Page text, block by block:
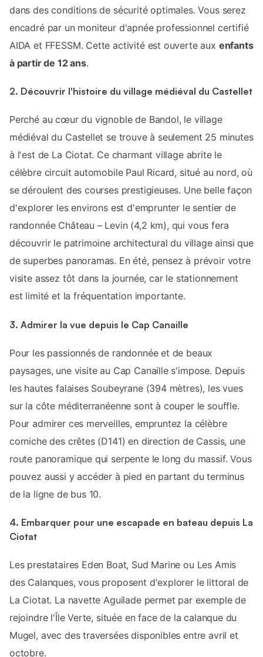
dans des conditions de sécurité optimales. Vous serez
encadré par un moniteur d'apnée professionnel certifié
AIDA et FFESSM. Cette activité est ouverte aux enfants
à partir de 12 ans.
2. Découvrir l'histoire du village médiéval du Castellet
Perché au cœur du vignoble de Bandol, le village
médiéval du Castellet se trouve à seulement 25 minutes
à l'est de La Ciotat. Ce charmant village abrite le
célèbre circuit automobile Paul Ricard, situé au nord, où
se déroulent des courses prestigieuses. Une belle façon
d'explorer les environs est d'emprunter le sentier de
randonnée Château – Levin (4,2 km), qui vous fera
découvrir le patrimoine architectural du village ainsi que
de superbes panoramas. En été, pensez à prévoir votre
visite assez tôt dans la journée, car le stationnement
est limité et la fréquentation importante.
3. Admirer la vue depuis le Cap Canaille
Pour les passionnés de randonnée et de beaux
paysages, une visite au Cap Canaille s'impose. Depuis
les hautes falaises Soubeyrane (394 mètres), les vues
sur la côte méditerranéenne sont à couper le souffle.
Pour admirer ces merveilles, empruntez la célèbre
corniche des crêtes (D141) en direction de Cassis, une
route panoramique qui serpente le long du massif. Vous
pouvez aussi y accéder à pied en partant du terminus
de la ligne de bus 10.
4. Embarquer pour une escapade en bateau depuis La
Ciotat
Les prestataires Eden Boat, Sud Marine ou Les Amis
des Calanques, vous proposent d'explorer le littoral de
La Ciotat. La navette Aguilade permet par exemple de
rejoindre l'Île Verte, située en face de la calanque du
Mugel, avec des traversées disponibles entre avril et
octobre.